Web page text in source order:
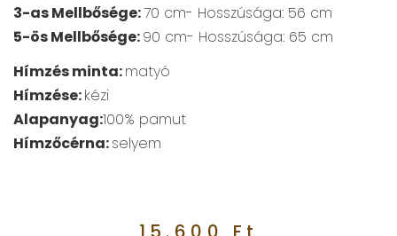
3-as Mellbősége:70 cm- Hosszúsága: 56 cm
5-ös Mellbősége:90 cm- Hosszúsága: 65 cm
Hímzés minta:matyó
Hímzése:kézi
Alapanyag:100% pamut
Hímzőcérna:selyem